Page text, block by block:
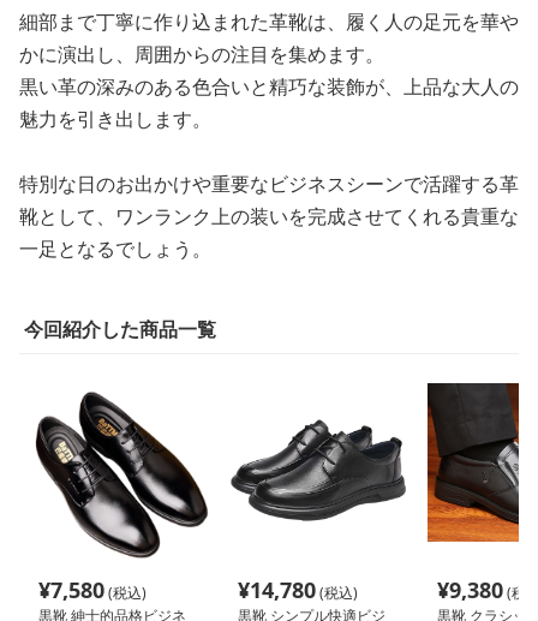
細部まで丁寧に作り込まれた革靴は、履く人の足元を華や
かに演出し、周囲からの注目を集めます。
黒い革の深みのある色合いと精巧な装飾が、上品な大人の
魅力を引き出します。
特別な日のお出かけや重要なビジネスシーンで活躍する革
靴として、ワンランク上の装いを完成させてくれる貴重な
一足となるでしょう。
今回紹介した商品一覧
¥7,580(税込)
黒靴 紳士的品格ビジネ
¥14,780(税込)
黒靴 シンプル快適ビジ
¥9,380(税
黒靴 クラシッ